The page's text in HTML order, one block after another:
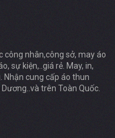
công nhân,công sở, may áo
sự kiện,..giá rẻ. May, in,
Nhận cung cấp áo thun
trên Toàn Quốc.